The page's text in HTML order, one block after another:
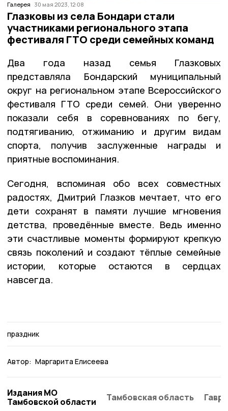
Галерея 30 мая 2023, 12:08
Глазковы из села Бондари стали
участниками регионального этапа
фестиваля ГТО среди семейных команд
Два года назад семья Глазковых
представляла Бондарский муниципальный
округ на региональном этапе Всероссийского
фестиваля ГТО среди семей. Они уверенно
показали себя в соревнованиях по бегу,
подтягиванию, отжиманию и другим видам
спорта, получив заслуженные награды и
приятные воспоминания.
Сегодня, вспоминая обо всех совместных
радостях, Дмитрий Глазков мечтает, что его
дети сохранят в памяти лучшие мгновения
детства, проведённые вместе. Ведь именно
эти счастливые моменты формируют крепкую
связь поколений и создают тёплые семейные
истории, которые остаются в сердцах
навсегда.
праздник
Автор: Маргарита Елисеева
Издания МО
Тамбовской области
Тамбовская область